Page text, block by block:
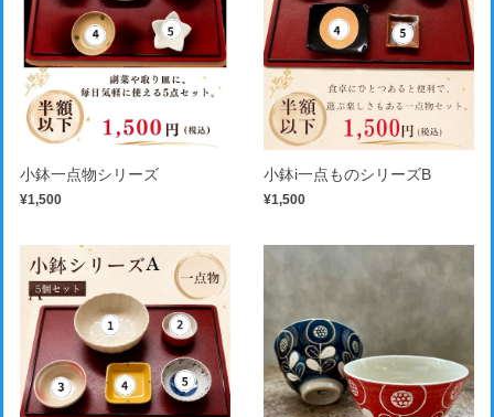
小鉢一点物シリーズ
¥1,500
小鉢i一点ものシリーズB
¥1,500